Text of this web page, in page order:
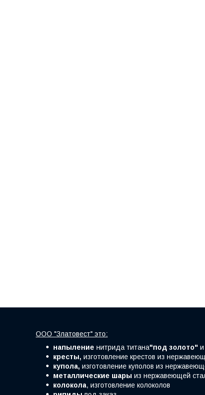
ООО "Златовест" это:
напыление нитрида титана"под золото"
кресты, изготовление крестов из
купола, изготовление куполов из
металлические шары из нержавеющей
колокола, изготовление колоколов